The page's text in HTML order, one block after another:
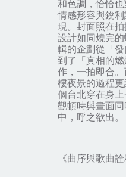
和色調，恰恰
情感形容與銳
現。封面照在
設計如同燒完
輯的企劃從「
到了「真相的
作，一拍即合
樓夜景的過程
個台北穿在身
觀頓時與畫面
中，呼之欲出。
《曲序與歌曲詮